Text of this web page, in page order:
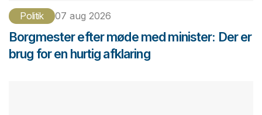
Politik 07 aug 2026
Borgmester efter møde med minister: Der er
brug for en hurtig afklaring